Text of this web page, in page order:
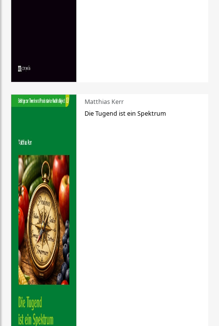
Matthias Kerr
Die Tugend ist ein Spektrum